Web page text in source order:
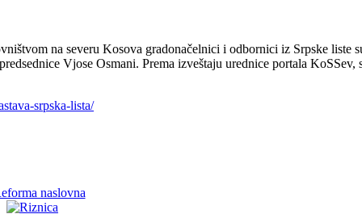
na severu Kosova gradonačelnici i odbornici iz Srpske
Vjose Osmani. Prema izveštaju urednice portala
srpska-lista/